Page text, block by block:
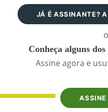
JÁ É ASSINANTE?
Conheça alguns
Assine agora e
ASSINE